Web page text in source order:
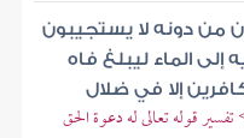
من دونه لا يستجيبون
الماء ليبلغ فاه
إلا في ضلال
قوله تعالى له دعوة الحق